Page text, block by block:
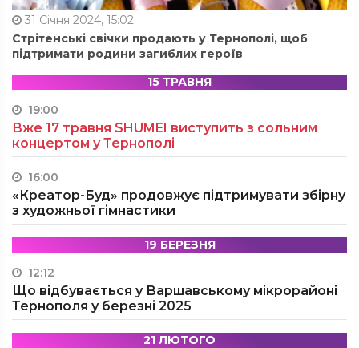
31 Січня 2024, 15:02
Стрітенські свічки продають у Тернополі, щоб
підтримати родини загиблих героїв
15 ТРАВНЯ
19:00
Вже 17 травня SHUMEI виступить з сольним
концертом у Тернополі
16:00
«Креатор-Буд» продовжує підтримувати збірну
з художньої гімнастики
19 БЕРЕЗНЯ
12:12
Що відбувається у Варшавському мікрорайоні
Тернополя у березні 2025
21 ЛЮТОГО